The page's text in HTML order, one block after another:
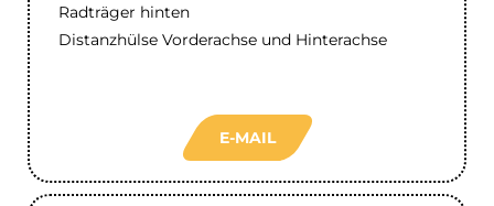
Radträger hinten
Distanzhülse Vorderachse und Hinterachse
E-MAIL